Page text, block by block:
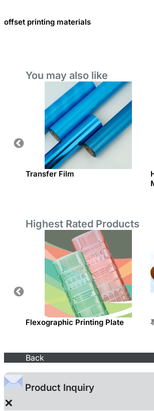
offset printing materials
You may also like
Transfer Film
Highest Rated Products
Flexographic Printing Plate
Back
Product Inquiry
×